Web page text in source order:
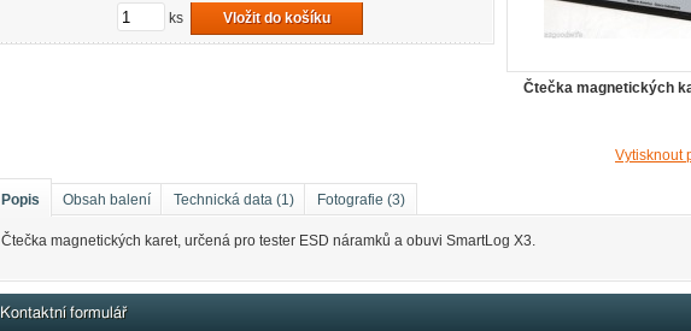
ks Vložit do košíku
Čtečka magnetických
Vytisknout
Popis Obsah balení Technická data (1) Fotografie (3)
Čtečka magnetických karet, určená pro tester ESD náramků a obuvi SmartLog X3.
Kontaktní formulář